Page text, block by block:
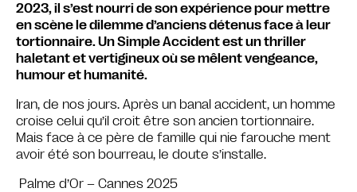
2023, il s’est nourri de son expérience pour mettre
en scène le dilemme d’anciens détenus face à leur
tortionnaire. Un Simple Accident est un thriller
haletant et vertigineux où se mêlent vengeance,
humour et humanité.
Iran, de nos jours. Après un banal accident, un homme
croise celui qu’il croit être son ancien tortionnaire.
Mais face à ce père de famille qui nie farouche ment
avoir été son bourreau, le doute s’installe.
Palme d’Or – Cannes 2025